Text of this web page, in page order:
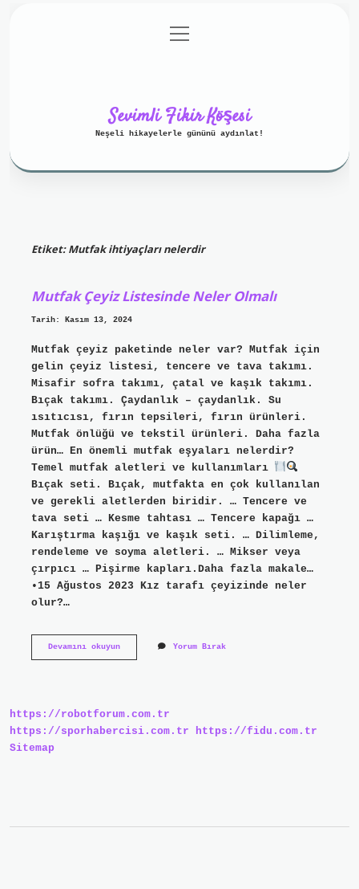
Gizlilik Politikası
menüyü
aç
Sevimli Fikir Köşesi
Neşeli hikayelerle gününü aydınlat!
Etiket:Mutfak ihtiyaçları nelerdir
Mutfak Çeyiz Listesinde Neler Olmalı
Tarih: Kasım 13, 2024
Mutfak çeyiz paketinde neler var? Mutfak için
gelin çeyiz listesi, tencere ve tava takımı.
Misafir sofra takımı, çatal ve kaşık takımı.
Bıçak takımı. Çaydanlık – çaydanlık. Su
ısıtıcısı, fırın tepsileri, fırın ürünleri.
Mutfak önlüğü ve tekstil ürünleri. Daha fazla
ürün… En önemli mutfak eşyaları nelerdir?
Temel mutfak aletleri ve kullanımları
Bıçak seti. Bıçak, mutfakta en çok kullanılan
ve gerekli aletlerden biridir. … Tencere ve
tava seti … Kesme tahtası … Tencere kapağı …
Karıştırma kaşığı ve kaşık seti. … Dilimleme,
rendeleme ve soyma aletleri. … Mikser veya
çırpıcı … Pişirme kapları.Daha fazla makale…
•15 Ağustos 2023 Kız tarafı çeyizinde neler
olur?…
Devamını okuyunMutfak
Yorum Bırak
https://robotforum.com.tr
https://sporhabercisi.com.tr
https://fidu.com.tr
Sitemap